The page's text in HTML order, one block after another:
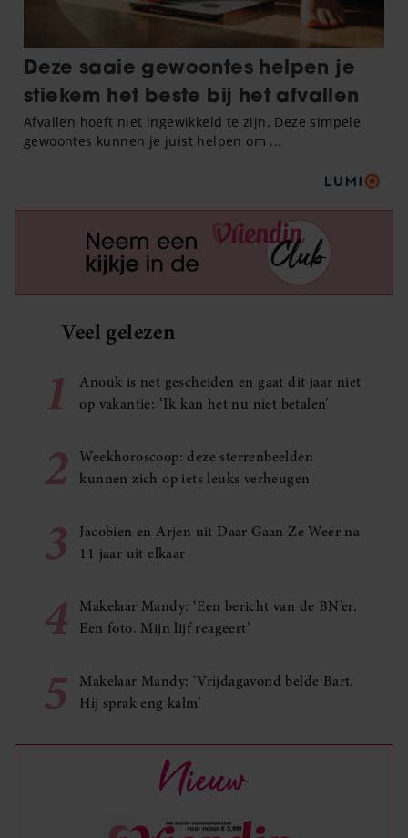
Veel gelezen
1
Anouk is net gescheiden en gaat dit jaar niet
op vakantie: ‘Ik kan het nu niet betalen’
2
Weekhoroscoop: deze sterrenbeelden
kunnen zich op iets leuks verheugen
3
Jacobien en Arjen uit Daar Gaan Ze Weer na
11 jaar uit elkaar
4
Makelaar Mandy: ‘Een bericht van de BN’er.
Een foto. Mijn lijf reageert’
5
Makelaar Mandy: ‘Vrijdagavond belde Bart.
Hij sprak eng kalm’
Nieuw